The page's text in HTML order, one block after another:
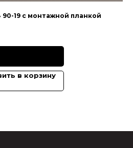
19 с монтажной планкой
в корзину